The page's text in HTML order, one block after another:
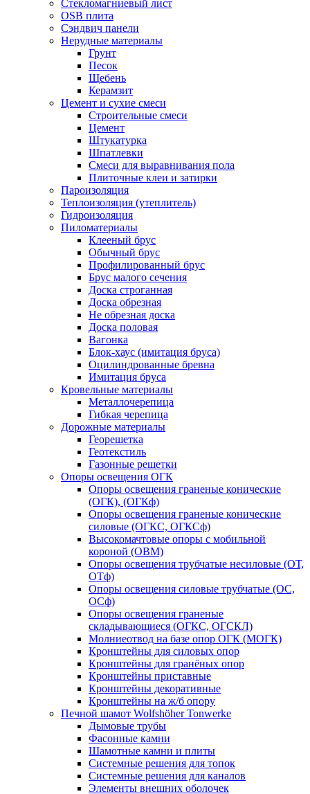
Стекломагниевый лист
OSB плита
Сэндвич панели
Нерудные материалы
Грунт
Песок
Щебень
Керамзит
Цемент и сухие смеси
Строительные смеси
Цемент
Штукатурка
Шпатлевки
Смеси для выравнивания пола
Плиточные клеи и затирки
Пароизоляция
Теплоизоляция (утеплитель)
Гидроизоляция
Пиломатериалы
Клееный брус
Обычный брус
Профилированный брус
Брус малого сечения
Доска строганная
Доска обрезная
Не обрезная доска
Доска половая
Вагонка
Блок-хаус (имитация бруса)
Оцилиндрованные бревна
Имитация бруса
Кровельные материалы
Металлочерепица
Гибкая черепица
Дорожные материалы
Георешетка
Геотекстиль
Газонные решетки
Опоры освещения ОГК
Опоры освещения граненые конические
(ОГК), (ОГКф)
Опоры освещения граненые конические
силовые (ОГКС, ОГКСф)
Высокомачтовые опоры с мобильной
короной (ОВМ)
Опоры освещения трубчатые несиловые (ОТ,
ОТф)
Опоры освещения силовые трубчатые (ОС,
ОСф)
Опоры освещения граненые
складывающиеся (ОГКС, ОГСКЛ)
Молниеотвод на базе опор ОГК (МОГК)
Кронштейны для силовых опор
Кронштейны для гранёных опор
Кронштейны приставные
Кронштейны декоративные
Кронштейны на ж/б опору
Печной шамот Wolfshöher Tonwerke
Дымовые трубы
Фасонные камни
Шамотные камни и плиты
Системные решения для топок
Системные решения для каналов
Элементы внешних оболочек